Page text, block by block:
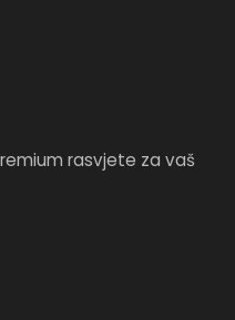
rasvjete za vaš